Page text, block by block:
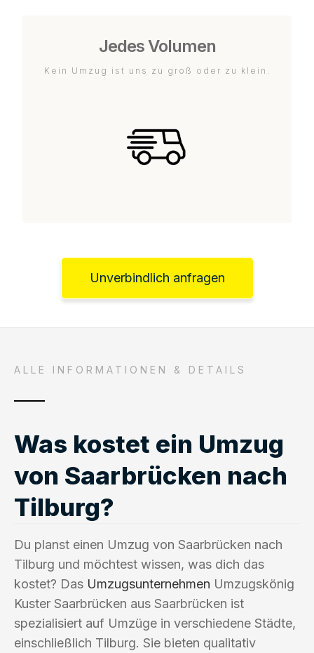
Jedes Volumen
Kein Umzug ist uns zu groß oder zu klein.
Unverbindlich anfragen
ALLE INFORMATIONEN & DETAILS
Was kostet ein Umzug
von Saarbrücken nach
Tilburg?
Du planst einen Umzug von Saarbrücken nach
Tilburg und möchtest wissen, was dich das
kostet? Das Umzugsunternehmen Umzugskönig
Kuster Saarbrücken aus Saarbrücken ist
spezialisiert auf Umzüge in verschiedene Städte,
einschließlich Tilburg. Sie bieten qualitativ